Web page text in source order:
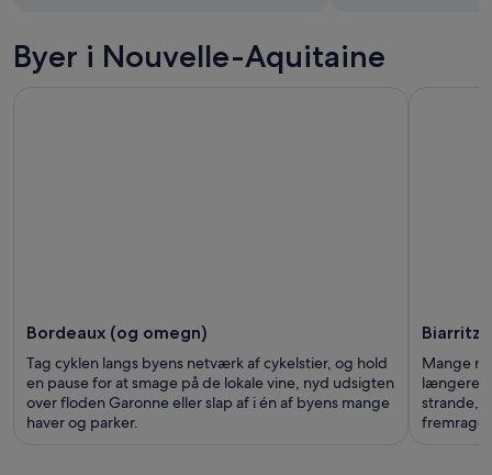
Byer i Nouvelle-Aquitaine
Bordeaux (og omegn)
Tag cyklen langs byens netværk af cykelstier, og hold
en pause for at smage på de lokale vine, nyd udsigten
over floden Garonne eller slap af i én af byens mange
haver og parker.
Biarritz
Mange
strande,